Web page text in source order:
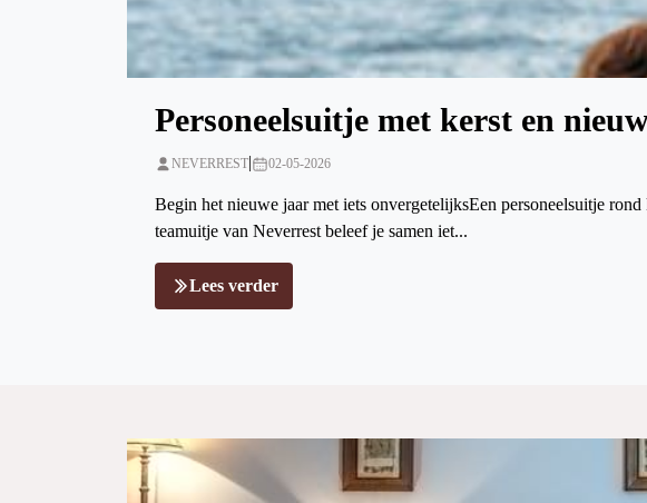
Personeelsuitje met kerst en
NEVERREST| 02-05-2026
Begin het nieuwe jaar met iets onvergetelijksEen personeelsuitje
teamuitje van Neverrest beleef je samen iet...
Lees verder